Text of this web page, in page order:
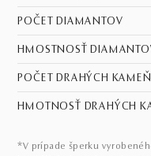
POČET DIAMANTOV
HMOSTNOSŤ
POČET DRAHÝCH
HMOTNOSŤ DRAHÝCH
*V prípade šperku